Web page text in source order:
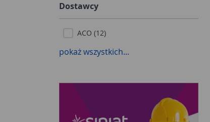
Dostawcy
ACO (12)
pokaż wszystkich...